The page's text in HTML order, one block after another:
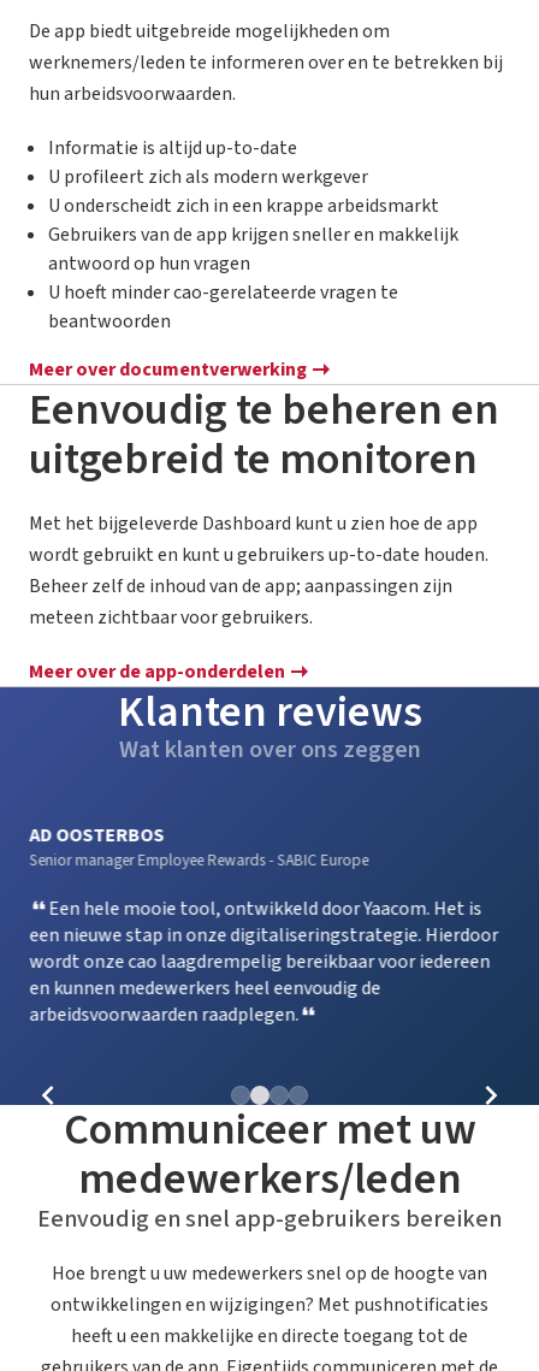
De app biedt uitgebreide mogelijkheden om
werknemers/leden te informeren over en te betrekken bij
hun arbeidsvoorwaarden.
Informatie is altijd up-to-date
U profileert zich als modern werkgever
U onderscheidt zich in een krappe arbeidsmarkt
Gebruikers van de app krijgen sneller en makkelijk
antwoord op hun vragen
U hoeft minder cao-gerelateerde vragen te
beantwoorden
Meer over documentverwerking
Eenvoudig te beheren en
uitgebreid te monitoren
Met het bijgeleverde Dashboard kunt u zien hoe de app
wordt gebruikt en kunt u gebruikers up-to-date houden.
Beheer zelf de inhoud van de app; aanpassingen zijn
meteen zichtbaar voor gebruikers.
Meer over de app-onderdelen
Klanten reviews
Wat klanten over ons zeggen
AD OOSTERBOS
Senior manager Employee Rewards-SABIC Europe
Een hele mooie tool, ontwikkeld door Yaacom. Het is
een nieuwe stap in onze digitaliseringstrategie. Hierdoor
wordt onze cao laagdrempelig bereikbaar voor iedereen
en kunnen medewerkers heel eenvoudig de
arbeidsvoorwaarden raadplegen.
Communiceer met uw
medewerkers/leden
Eenvoudig en snel app-gebruikers bereiken
Hoe brengt u uw medewerkers snel op de hoogte van
ontwikkelingen en wijzigingen? Met pushnotificaties
heeft u een makkelijke en directe toegang tot de